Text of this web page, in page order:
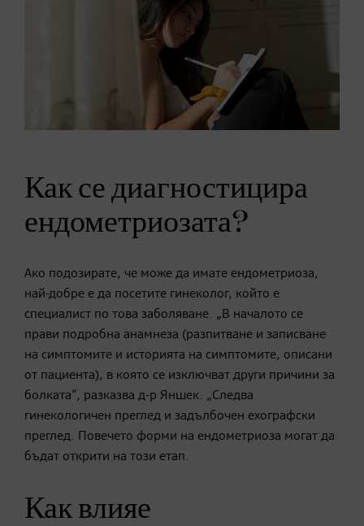
Как се диагностицира
ендометриозата?
Ако подозирате, че може да имате ендометриоза,
най-добре е да посетите гинеколог, който е
специалист по това заболяване. „В началото се
прави подробна анамнеза (разпитване и записване
на симптомите и историята на симптомите, описани
от пациента), в която се изключват други причини за
болката“, разказва д-р Яншек. „Следва
гинекологичен преглед и задълбочен ехографски
преглед. Повечето форми на ендометриоза могат да
бъдат открити на този етап.
Как влияе